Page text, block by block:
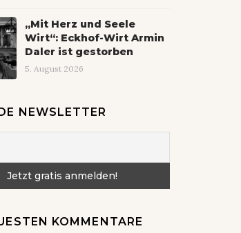
„Mit Herz und Seele
Wirt“: Eckhof-Wirt Armin
Daler ist gestorben
5. August 2026
NEWSLETTER
KOMMENTARE